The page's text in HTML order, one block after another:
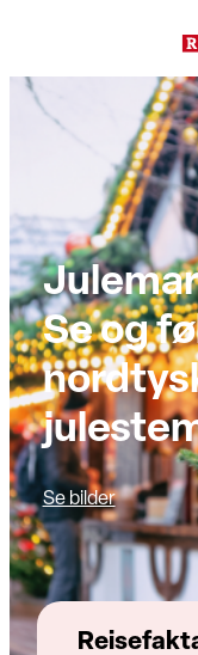
innhold
Se og
Se bilder